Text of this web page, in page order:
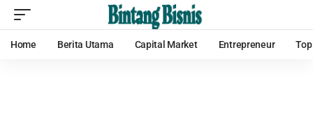
Home Berita Utama Capital Market Entrepreneur